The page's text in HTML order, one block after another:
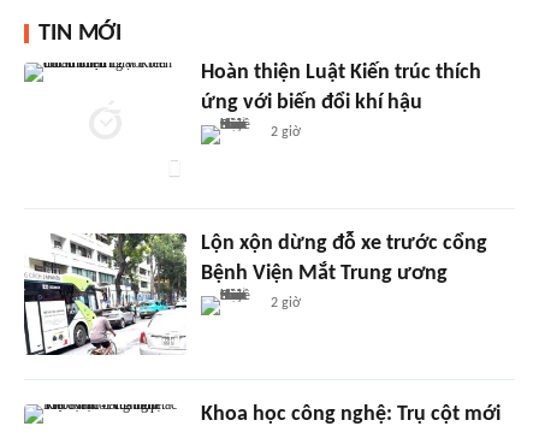
TIN MỚI
Hoàn thiện Luật Kiến trúc thích
ứng với biến đổi khí hậu
2 giờ
Lộn xộn dừng đỗ xe trước cổng
Bệnh Viện Mắt Trung ương
2 giờ
Khoa học công nghệ: Trụ cột mới